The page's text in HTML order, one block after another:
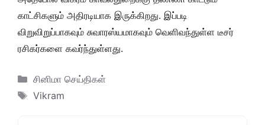
காட்சிகளும் அதிரடியாக இருக்கிறது. இப்படி
விறுவிறுப்பாகவும் சுவாரஸ்யமாகவும் வெளிவந்துள்ள டீசர்
ரசிகர்களை கவர்ந்துள்ளது.
Categories
சினிமா செய்திகள்
Tags
Vikram